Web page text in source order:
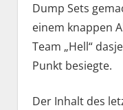
Dump Sets
einem knappen
Team „Hell“
Punkt besiegte.
Der Inhalt des